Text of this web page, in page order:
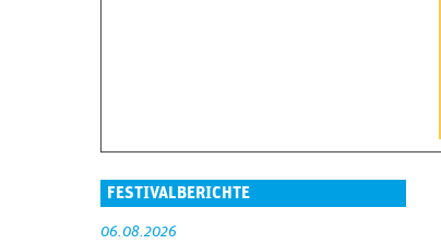
FESTIVALBERICHTE
06.08.2026